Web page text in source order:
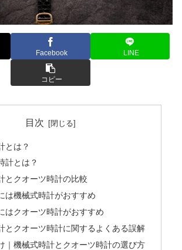
Facebook LINE
コピー
目次
とは？
計とは？
とクオーツ時計の比較
は機械式時計がおすすめ
はクオーツ時計がおすすめ
とクオーツ時計に関するよくある誤解
｜機械式時計とクオーツ時計の選び方